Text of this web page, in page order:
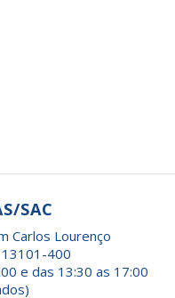
SAC
Carlos Lourenço
13101-400
e das 13:30 as 17:00